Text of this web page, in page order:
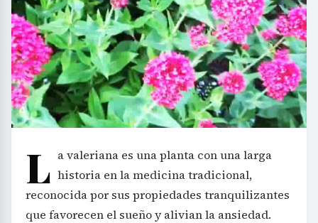
L a valeriana es una planta con una larga
historia en la medicina tradicional,
reconocida por sus propiedades tranquilizantes
que favorecen el sueño y alivian la ansiedad.